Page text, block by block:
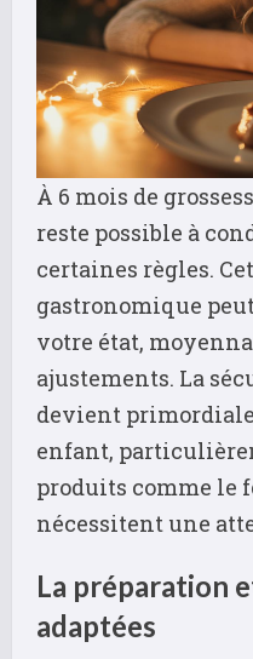
À 6 mois de
reste possible à
certaines règles.
gastronomique
votre état,
ajustements. La
devient
enfant,
produits comme le
nécessitent une
La préparation
adaptées